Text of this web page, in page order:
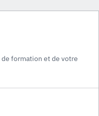
formation et de votre